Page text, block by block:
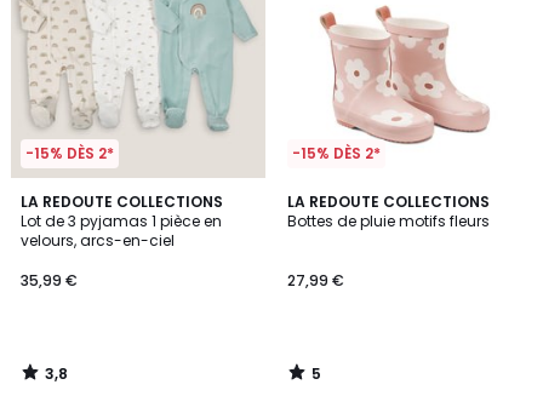
-15% DÈS 2*
LA REDOUTE COLLECTIONS
Lot de 3 pyjamas 1 pièce en
velours, arcs-en-ciel
35,99 €
3,8
/ 5
3,8
/
-15% DÈS 2*
LA REDOUTE COLLECTIONS
Bottes de pluie motifs fleurs
27,99 €
5
/
5
/